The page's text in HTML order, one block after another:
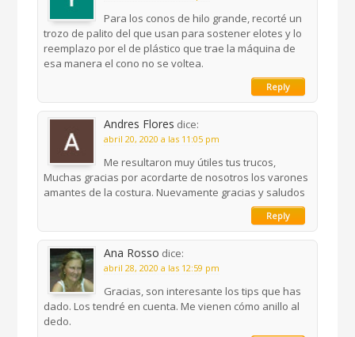
Para los conos de hilo grande, recorté un
trozo de palito del que usan para sostener elotes y lo
reemplazo por el de plástico que trae la máquina de
esa manera el cono no se voltea.
Reply
Andres Flores dice:
abril 20, 2020 a las 11:05 pm
Me resultaron muy útiles tus trucos,
Muchas gracias por acordarte de nosotros los varones
amantes de la costura. Nuevamente gracias y saludos
Reply
Ana Rosso dice:
abril 28, 2020 a las 12:59 pm
Gracias, son interesante los tips que has
dado. Los tendré en cuenta. Me vienen cómo anillo al
dedo.